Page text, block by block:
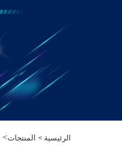
الرئيسية > المنتجات>